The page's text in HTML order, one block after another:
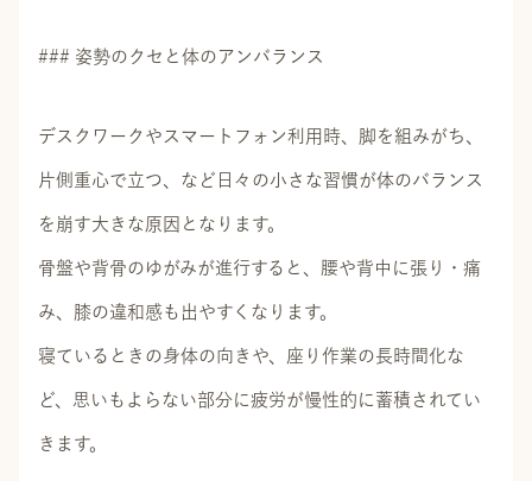
### 姿勢のクセと体のアンバランス
デスクワークやスマートフォン利用時、脚を組みがち、
片側重心で立つ、など日々の小さな習慣が体のバランス
を崩す大きな原因となります。
骨盤や背骨のゆがみが進行すると、腰や背中に張り・痛
み、膝の違和感も出やすくなります。
寝ているときの身体の向きや、座り作業の長時間化な
ど、思いもよらない部分に疲労が慢性的に蓄積されてい
きます。